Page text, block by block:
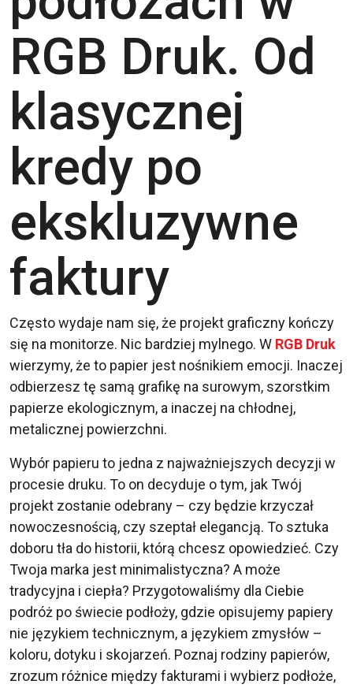
RGB Druk. Od
klasycznej
kredy po
ekskluzywne
faktury
Często wydaje nam się, że projekt graficzny kończy
się na monitorze. Nic bardziej mylnego. W RGB Druk
wierzymy, że to papier jest nośnikiem emocji. Inaczej
odbierzesz tę samą grafikę na surowym, szorstkim
papierze ekologicznym, a inaczej na chłodnej,
metalicznej powierzchni.
Wybór papieru to jedna z najważniejszych decyzji w
procesie druku. To on decyduje o tym, jak Twój
projekt zostanie odebrany – czy będzie krzyczał
nowoczesnością, czy szeptał elegancją. To sztuka
doboru tła do historii, którą chcesz opowiedzieć. Czy
Twoja marka jest minimalistyczna? A może
tradycyjna i ciepła? Przygotowaliśmy dla Ciebie
podróż po świecie podłoży, gdzie opisujemy papiery
nie językiem technicznym, a językiem zmysłów –
koloru, dotyku i skojarzeń. Poznaj rodziny papierów,
zrozum różnice między fakturami i wybierz podłoże,